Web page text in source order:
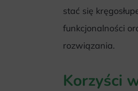
stać się
funkcjonalności
rozwiązania.
Korzyści